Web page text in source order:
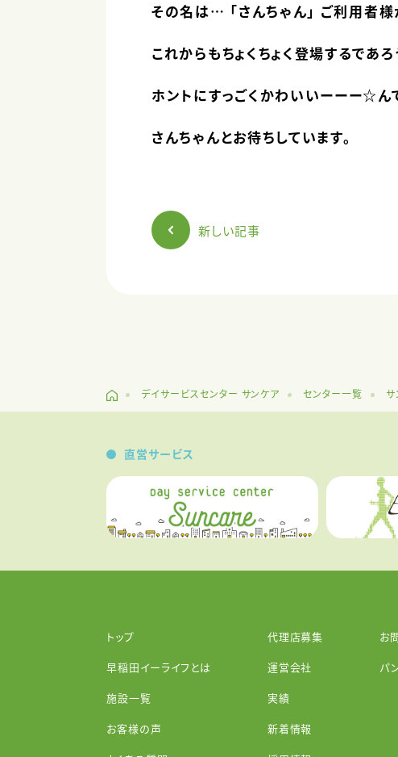
その名は… 「さんちゃん」 ご利用者
これからもちょくちょく登場するであろ
ホントにすっごくかわいいーーー☆ん
さんちゃんとお待ちしています。
新しい記事
デイサービスセンター サンケア センター一覧
直営サービス
トップ
早稲田イーライフとは
施設一覧
お客様の声
代理店募集
運営会社
実績
新着情報
お
パ